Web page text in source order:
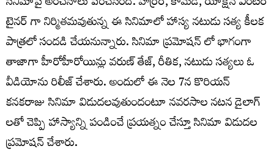
టైనర్ గా నిర్మితమవుతున్న ఈ సినిమాలో హాస్య నటుడు సత్య కీలక
పాత్రలో సందడి చేయనున్నారు. సినిమా ప్రమోషన్ లో భాగంగా
తాజాగా హీరోహీరోయిన్లు వరుణ్ తేజ్, రీతిక, నటుడు సత్యలు ఓ
వీడియోను రిలీజ్ చేశారు. అందులో ఈ నెల 7న కొరియన్
కనకరాజు సినిమా విడుదలవుతుందంటూ నవరసాల నటన డైలాగ్
లతో చెప్పి హాస్యాన్ని పండించే ప్రయత్నం చేస్తూ సినిమా విడుదల
ప్రమోషన్ చేశారు.